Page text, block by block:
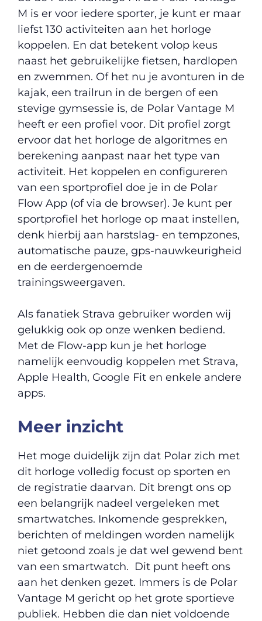
M is er voor iedere sporter, je kunt er maar
liefst 130 activiteiten aan het horloge
koppelen. En dat betekent volop keus
naast het gebruikelijke fietsen, hardlopen
en zwemmen. Of het nu je avonturen in de
kajak, een trailrun in de bergen of een
stevige gymsessie is, de Polar Vantage M
heeft er een profiel voor. Dit profiel zorgt
ervoor dat het horloge de algoritmes en
berekening aanpast naar het type van
activiteit. Het koppelen en configureren
van een sportprofiel doe je in de Polar
Flow App (of via de browser). Je kunt per
sportprofiel het horloge op maat instellen,
denk hierbij aan harstslag- en tempzones,
automatische pauze, gps-nauwkeurigheid
en de eerdergenoemde
trainingsweergaven.
Als fanatiek Strava gebruiker worden wij
gelukkig ook op onze wenken bediend.
Met de Flow-app kun je het horloge
namelijk eenvoudig koppelen met Strava,
Apple Health, Google Fit en enkele andere
apps.
Meer inzicht
Het moge duidelijk zijn dat Polar zich met
dit horloge volledig focust op sporten en
de registratie daarvan. Dit brengt ons op
een belangrijk nadeel vergeleken met
smartwatches. Inkomende gesprekken,
berichten of meldingen worden namelijk
niet getoond zoals je dat wel gewend bent
van een smartwatch. Dit punt heeft ons
aan het denken gezet. Immers is de Polar
Vantage M gericht op het grote sportieve
publiek. Hebben die dan niet voldoende